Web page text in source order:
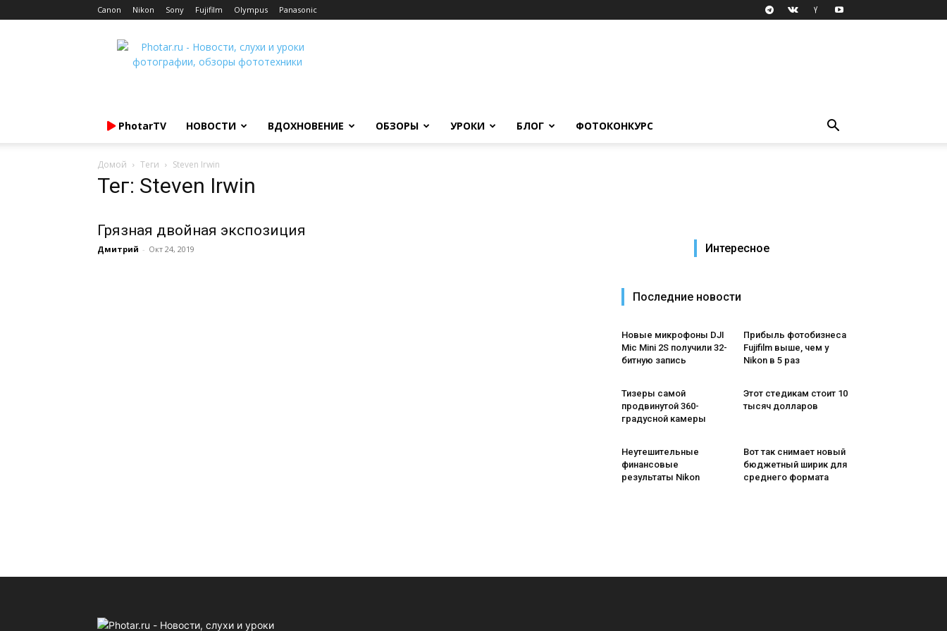
Canon Nikon Sony Fujifilm Olympus Panasonic
Photar.ru
PhotarTV НОВОСТИ ВДОХНОВЕНИЕ ОБЗОРЫ УРОКИ БЛОГ ФОТОКОНКУРС
Домой Теги Steven Irwin
Тег: Steven Irwin
Грязная двойная экспозиция
Дмитрий - Окт 24, 2019 Интересное
Последние новости
Новые микрофоны DJI
Mic Mini 2S получили 32-
битную запись
Прибыль фотобизнеса
Fujifilm выше, чем у
Nikon в 5 раз
Тизеры самой
продвинутой 360-
градусной камеры
Этот стедикам стоит 10
тысяч долларов
Неутешительные
финансовые
результаты Nikon
Вот так снимает новый
бюджетный ширик для
среднего формата